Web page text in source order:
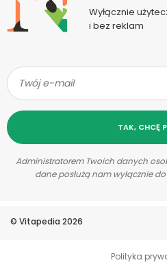
Wyłącznie
i bez reklam
TAK, CHCĘ
Administratorem Twoich danych
dane posłużą nam wyłącznie
© Vitapedia 2026
Polityka